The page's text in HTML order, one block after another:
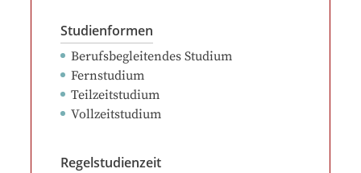
Studienformen
Berufsbegleitendes Studium
Fernstudium
Teilzeitstudium
Vollzeitstudium
Regelstudienzeit